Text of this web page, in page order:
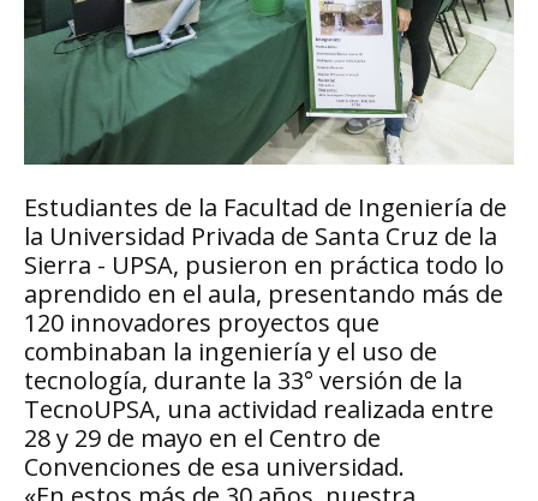
Estudiantes de la Facultad de Ingeniería de
la Universidad Privada de Santa Cruz de la
Sierra - UPSA, pusieron en práctica todo lo
aprendido en el aula, presentando más de
120 innovadores proyectos que
combinaban la ingeniería y el uso de
tecnología, durante la 33° versión de la
TecnoUPSA, una actividad realizada entre
28 y 29 de mayo en el Centro de
Convenciones de esa universidad.